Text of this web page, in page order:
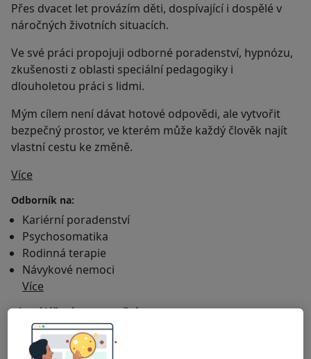
Přes dvacet let provázím děti, dospívající i dospělé v
náročných životních situacích.
Ve své práci propojuji odborné poradenství, hypnózu,
zkušenosti z oblasti speciální pedagogiky i
dlouholetou práci s lidmi.
Mým cílem není dávat hotové odpovědi, ale vytvořit
bezpečný prostor, ve kterém může každý člověk najít
vlastní cestu ke změně.
Více
Odborník na:
Kariérní poradenství
Psychosomatika
Rodinná terapie
Návykové nemoci
Více
Hlavní léčená onemocnění
Generalizované úzkostné poruchy
Poruchy spánku